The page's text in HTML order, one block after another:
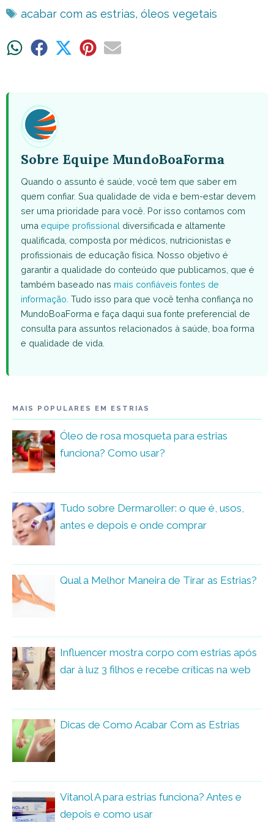
Tags
acabar com as estrias, óleos vegetais
ShareShare ShareShareShare
Sobre Equipe MundoBoaForma
Quando o assunto é saúde, você tem que saber em
quem confiar. Sua qualidade de vida e bem-estar devem
ser uma prioridade para você. Por isso contamos com
uma equipe profissional diversificada e altamente
qualificada, composta por médicos, nutricionistas e
profissionais de educação física. Nosso objetivo é
garantir a qualidade do conteúdo que publicamos, que é
também baseado nas mais confiáveis fontes de
informação . Tudo isso para que você tenha confiança no
MundoBoaForma e faça daqui sua fonte preferencial de
consulta para assuntos relacionados à saúde, boa forma
e qualidade de vida.
MAIS POPULARES EM ESTRIAS
Óleo de rosa mosqueta para estrias
funciona? Como usar?
Tudo sobre Dermaroller: o que é, usos,
antes e depois e onde comprar
Qual a Melhor Maneira de Tirar as Estrias?
Influencer mostra corpo com estrias após
dar à luz 3 filhos e recebe críticas na web
Dicas de Como Acabar Com as Estrias
Vitanol A para estrias funciona? Antes e
depois e como usar